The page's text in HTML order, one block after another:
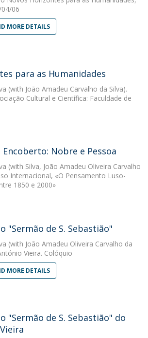
06
MORE DETAILS
para as Humanidades
(with João Amadeu Carvalho da Silva).
Cultural e Científica: Faculdade de
Encoberto: Nobre e Pessoa
(with Silva, João Amadeu Oliveira Carvalho
Internacional, «O Pensamento Luso-
1850 e 2000»
"Sermão de S. Sebastião"
(with João Amadeu Oliveira Carvalho da
Vieira. Colóquio
MORE DETAILS
"Sermão de S. Sebastião" do